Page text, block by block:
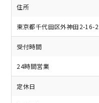
住所
東京都千代田区外神田2-16-2
受付時間
24時間営業
定休日